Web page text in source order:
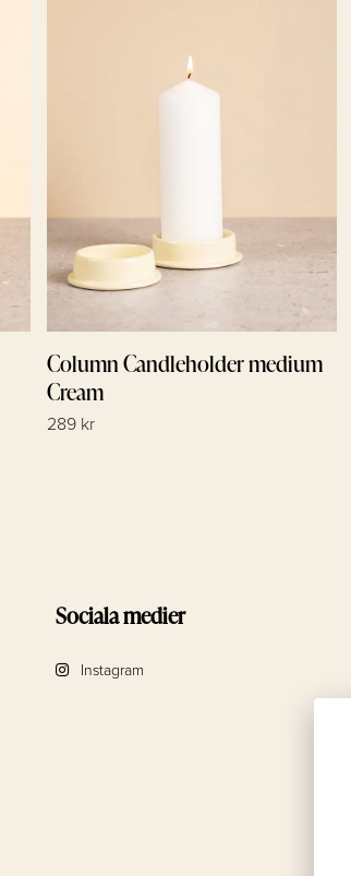
Column Candleholder medium
Cream
289 kr
Sociala medier
Instagram